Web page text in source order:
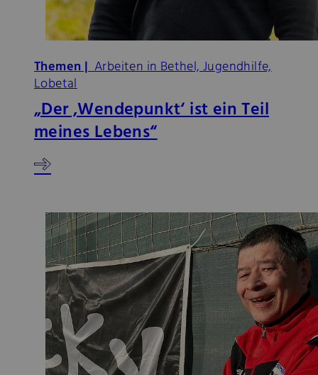
Themen |Arbeiten in Bethel, Jugendhilfe,
Lobetal
„Der ‚Wendepunkt‘ ist ein Teil
meines Lebens“